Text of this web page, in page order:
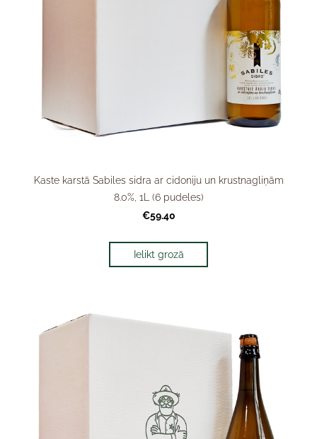
Kaste karstā Sabiles sidra ar cidoniju un krustnagliņām
8.0%, 1L (6 pudeles)
€59.40
Ielikt grozā